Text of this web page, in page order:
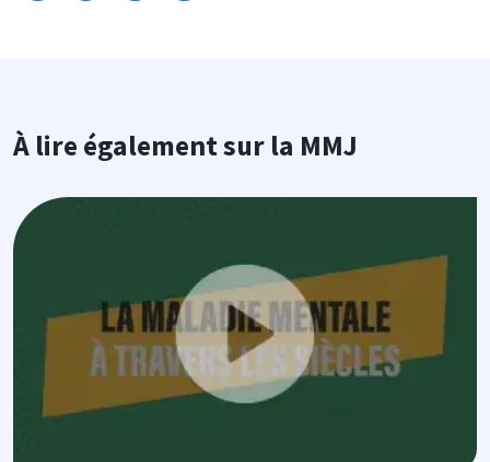
À lire également sur la MMJ
Image